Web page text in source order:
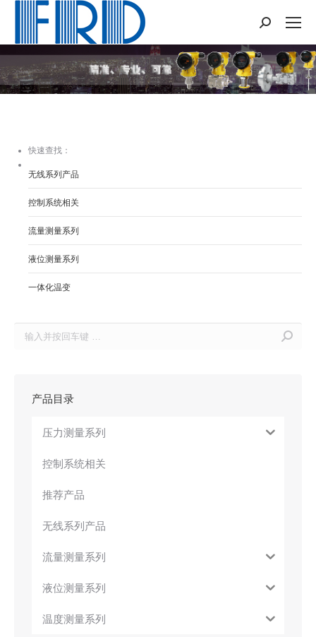
Search:
您在这里：
快速查找：
无线系列产品
控制系统相关
流量测量系列
液位测量系列
一体化温变
产品目录
压力测量系列
控制系统相关
推荐产品
无线系列产品
流量测量系列
液位测量系列
温度测量系列